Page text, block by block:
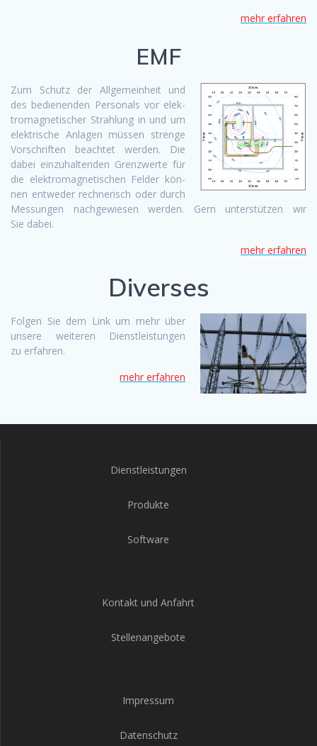
mehr erfahren
EMF
Zum Schutz der All­ge­mein­heit und
des bedi­enen­den Per­son­als vor elek­
tro­mag­netis­ch­er Strahlung in und um
elek­trische Anla­gen müssen strenge
Vorschriften beachtet wer­den. Die
dabei einzuhal­tenden Gren­zw­erte für
die elek­tro­mag­netis­chen Felder kön­
nen entwed­er rech­ner­isch oder durch
Mes­sun­gen nachgewiesen wer­den. Gern unter­stützen wir
Sie dabei.
mehr erfahren
Diverses
Fol­gen Sie dem Link um mehr über
unsere weit­eren Dien­stleis­tun­gen
zu erfahren.
mehr erfahren
Dienstleistungen
Produkte
Software
Kontakt und Anfahrt
Stellenangebote
Impressum
Datenschutz